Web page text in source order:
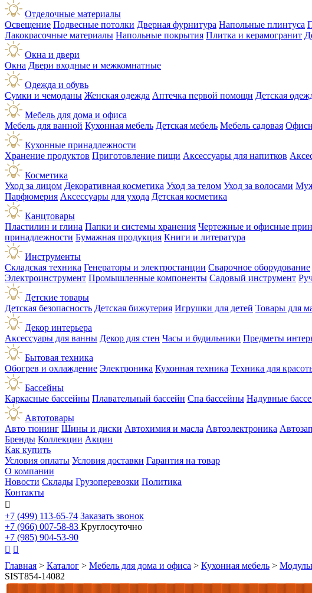
Отделочные материалы
Освещение Подвесные потолки Дверная фурнитура Напольные плинтуса
Лакокрасочные материалы Напольные покрытия Плитка и керамогранит
Окна и двери
Окна Двери входные и межкомнатные
Одежда и обувь
Сумки и чемоданы Женская одежда Аптечка первой помощи Детская
Мебель для дома и офиса
Мебель для ванной Кухонная мебель Детская мебель Мебель садовая
Кухонные принадлежности
Хранение продуктов Приготовление пищи Аксессуары для напитков
Косметика
Уход за лицом Декоративная косметика Уход за телом Уход за волосами
Парфюмерия Аксессуары для ухода Детская косметика
Канцтовары
Пластилин и глина Папки и системы хранения Чертежные и офисные
принадлежности Бумажная продукция Книги и литература
Инструменты
Складская техника Генераторы и электростанции Сварочное оборудование
Электроинструмент Промышленные компоненты Садовый инструмент
Детские товары
Детская безопасность Детская бижутерия Игрушки для детей Товары для
Декор интерьера
Аксессуары для ванны Декор для стен Часы и будильники Предметы
Бытовая техника
Обогрев и охлаждение Электроника Кухонная техника Техника для
Бассейны
Каркасные бассейны Плавательный бассейн Спа бассейны Надувные
Автотовары
Авто тюнинг Шины и диски Автохимия и масла Автоэлектроника
Бренды Коллекции Акции
Как купить
Условия оплаты Условия доставки Гарантия на товар
О компании
Новости Склады Грузоперевозки Политика
Контакты

+7 (499) 113-65-74 Заказать звонок
+7 (966) 007-58-83 Круглосуточно
+7 (985) 904-53-90
 
Главная > Каталог > Мебель для дома и офиса > Кухонная мебель >
SIST854-14082